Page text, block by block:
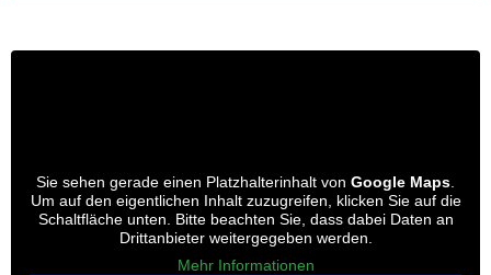
Sie sehen gerade einen Platzhalterinhalt von Google Maps
Um auf den eigentlichen Inhalt zuzugreifen, klicken Sie auf die
Schaltfläche unten. Bitte beachten Sie, dass dabei Daten an
Drittanbieter weitergegeben werden.
Mehr Informationen